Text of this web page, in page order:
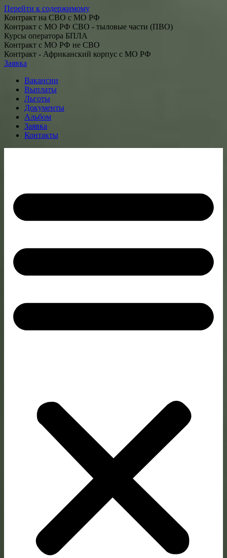
Перейти к содержимому
Контракт на СВО с МО РФ
Контракт с МО РФ СВО - тыловые части (ПВО)
Курсы оператора БПЛА
Контракт с МО РФ не СВО
Контракт - Африканский корпус с МО РФ
Заявка
Вакансии
Выплаты
Льготы
Документы
Альбом
Заявка
Контакты